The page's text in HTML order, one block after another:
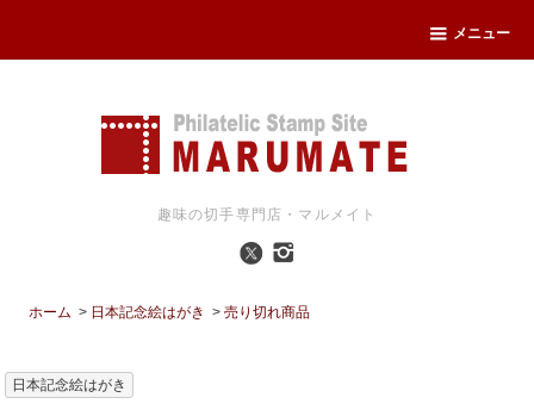
メニュー
趣味の切手専門店・マルメイト
ホーム > 日本記念絵はがき >売り切れ商品
日本記念絵はがき